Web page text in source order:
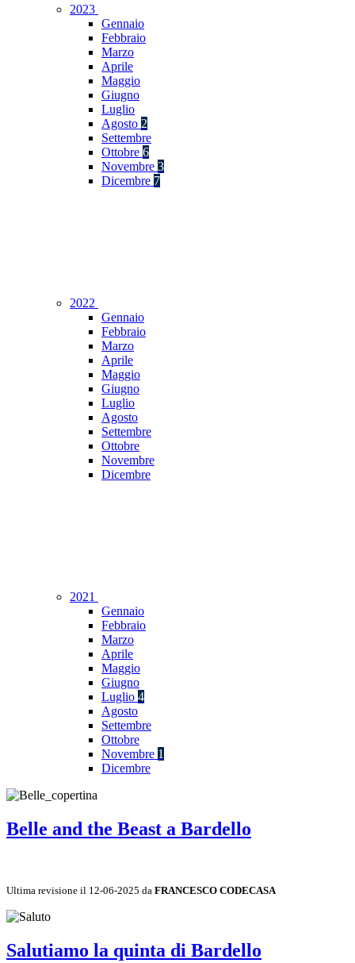
2023
Gennaio
Febbraio
Marzo
Aprile
Maggio
Giugno
Luglio
Agosto 2
Settembre
Ottobre 6
Novembre 3
Dicembre 7
2022
Gennaio
Febbraio
Marzo
Aprile
Maggio
Giugno
Luglio
Agosto
Settembre
Ottobre
Novembre
Dicembre
2021
Gennaio
Febbraio
Marzo
Aprile
Maggio
Giugno
Luglio 4
Agosto
Settembre
Ottobre
Novembre 1
Dicembre
Belle and the Beast a Bardello
Ultima revisione il 12-06-2025 da FRANCESCO CODECASA
Salutiamo la quinta di Bardello